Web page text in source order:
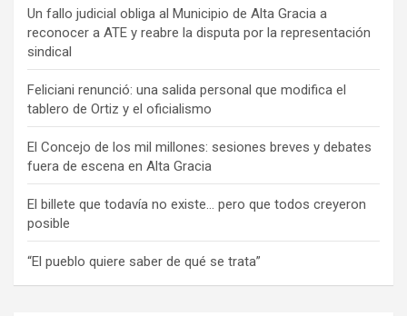
Un fallo judicial obliga al Municipio de Alta Gracia a
reconocer a ATE y reabre la disputa por la representación
sindical
Feliciani renunció: una salida personal que modifica el
tablero de Ortiz y el oficialismo
El Concejo de los mil millones: sesiones breves y debates
fuera de escena en Alta Gracia
El billete que todavía no existe… pero que todos creyeron
posible
“El pueblo quiere saber de qué se trata”